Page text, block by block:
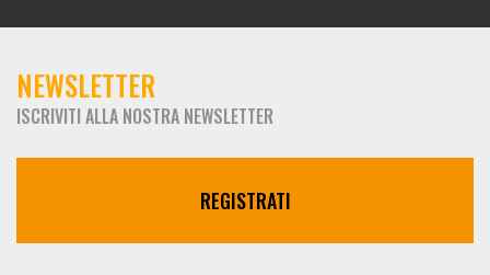
NEWSLETTER
ISCRIVITI ALLA NOSTRA NEWSLETTER
REGISTRATI